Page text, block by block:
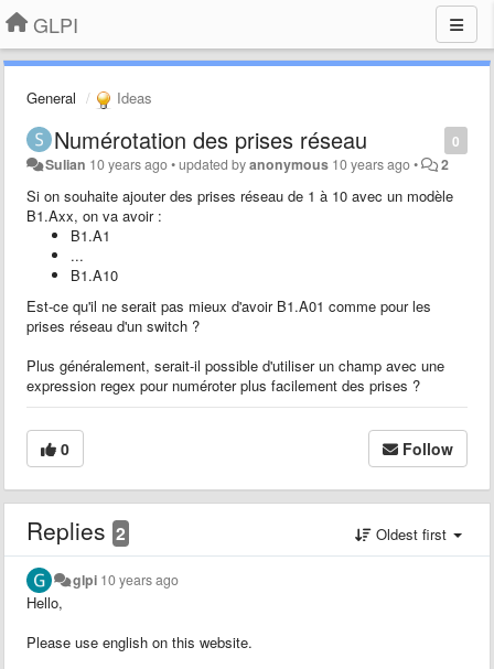
GLPI
General Ideas
0
Numérotation des prises réseau
Sulian 10 years ago•updated byanonymous 10 years ago• 2
Si on souhaite ajouter des prises réseau de 1 à 10 avec un modèle
B1.Axx, on va avoir :
B1.A1
...
B1.A10
Est-ce qu'il ne serait pas mieux d'avoir B1.A01 comme pour les
prises réseau d'un switch ?
Plus généralement, serait-il possible d'utiliser un champ avec une
expression regex pour numéroter plus facilement des prises ?
0 Follow
Replies 2 Oldest first
glpi 10 years ago
Hello,
Please use english on this website.